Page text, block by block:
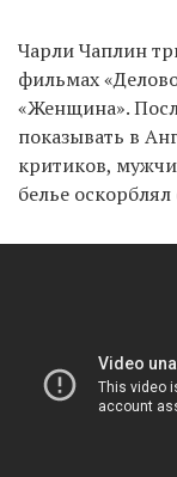
Чарли Чаплин
фильмах
«Женщина».
показывать в
критиков,
белье